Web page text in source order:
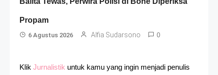
Propam
6 Agustus 2026 Alfia Sudarsono 0
Klik Jurnalistik untuk kamu yang ingin menjadi penulis